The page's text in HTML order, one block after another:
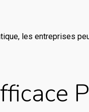
les entreprises